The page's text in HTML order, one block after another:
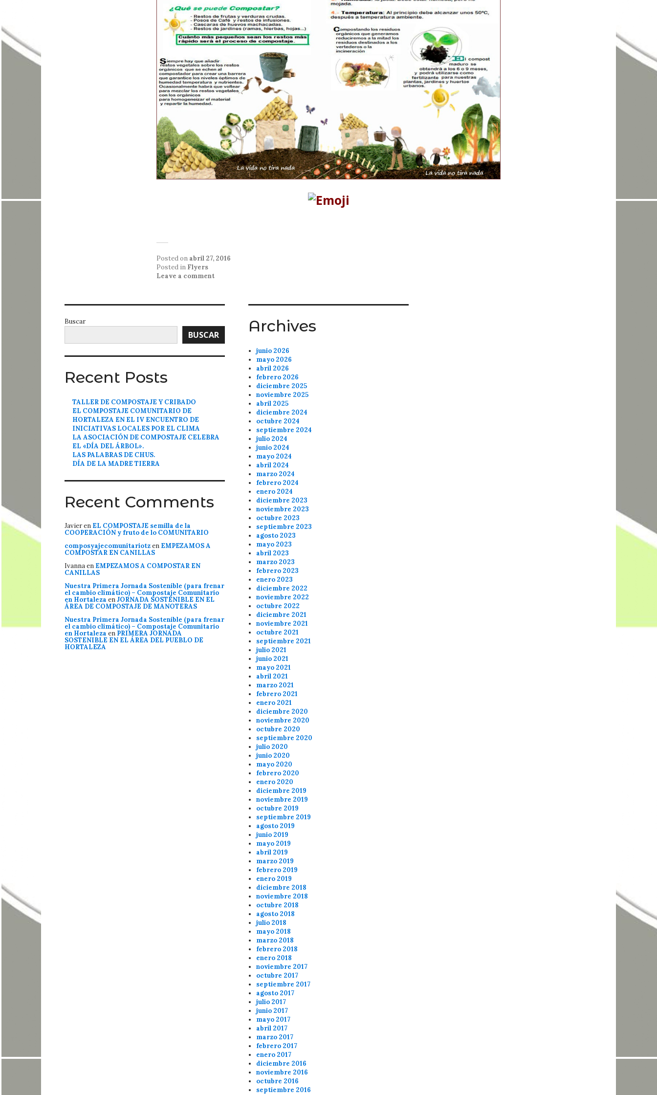
Posted on abril 27, 2016
Posted in Flyers
Leave a comment
Buscar
BUSCAR
Recent Posts
TALLER DE COMPOSTAJE Y CRIBADO
EL COMPOSTAJE COMUNITARIO DE
HORTALEZA EN EL IV ENCUENTRO DE
INICIATIVAS LOCALES POR EL CLIMA
LA ASOCIACIÓN DE COMPOSTAJE CELEBRA
EL «DÍA DEL ÁRBOL».
LAS PALABRAS DE CHUS.
DÍA DE LA MADRE TIERRA
Recent Comments
Javieren EL COMPOSTAJE semilla de la
COOPERACIÓN y fruto de lo COMUNITARIO
composyajecomunitariotzen EMPEZAMOS A
COMPOSTAR EN CANILLAS
Ivannaen EMPEZAMOS A COMPOSTAR EN
CANILLAS
Nuestra Primera Jornada Sostenible (para frenar
el cambio climático) – Compostaje Comunitario
en Hortaleza enJORNADA SOSTENIBLE EN EL
ÁREA DE COMPOSTAJE DE MANOTERAS
Nuestra Primera Jornada Sostenible (para frenar
el cambio climático) – Compostaje Comunitario
en Hortaleza en PRIMERA JORNADA
SOSTENIBLE EN EL ÁREA DEL PUEBLO DE
HORTALEZA
Archives
junio 2026
mayo 2026
abril 2026
febrero 2026
diciembre 2025
noviembre 2025
abril 2025
diciembre 2024
octubre 2024
septiembre 2024
julio 2024
junio 2024
mayo 2024
abril 2024
marzo 2024
febrero 2024
enero 2024
diciembre 2023
noviembre 2023
octubre 2023
septiembre 2023
agosto 2023
mayo 2023
abril 2023
marzo 2023
febrero 2023
enero 2023
diciembre 2022
noviembre 2022
octubre 2022
diciembre 2021
noviembre 2021
octubre 2021
septiembre 2021
julio 2021
junio 2021
mayo 2021
abril 2021
marzo 2021
febrero 2021
enero 2021
diciembre 2020
noviembre 2020
octubre 2020
septiembre 2020
julio 2020
junio 2020
mayo 2020
febrero 2020
enero 2020
diciembre 2019
noviembre 2019
octubre 2019
septiembre 2019
agosto 2019
junio 2019
mayo 2019
abril 2019
marzo 2019
febrero 2019
enero 2019
diciembre 2018
noviembre 2018
octubre 2018
agosto 2018
julio 2018
mayo 2018
marzo 2018
febrero 2018
enero 2018
noviembre 2017
octubre 2017
septiembre 2017
agosto 2017
julio 2017
junio 2017
mayo 2017
abril 2017
marzo 2017
febrero 2017
enero 2017
diciembre 2016
noviembre 2016
octubre 2016
septiembre 2016